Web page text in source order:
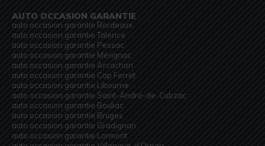
AUTO OCCASION GARANTIE
auto occasion garantie Bordeaux
auto occasion garantie Talence
auto occasion garantie Pessac
auto occasion garantie Mérignac
auto occasion garantie Arcachon
auto occasion garantie Cap Ferret
auto occasion garantie Libourne
auto occasion garantie Saint-André-de-Cubzac
auto occasion garantie Bouliac
auto occasion garantie Bruges
auto occasion garantie Gradignan
auto occasion garantie Lormont